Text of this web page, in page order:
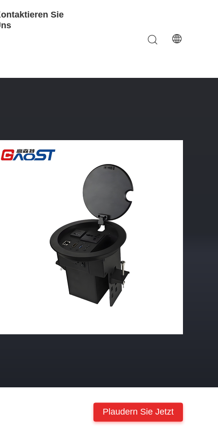
Sie
Plaudern Sie Jetzt